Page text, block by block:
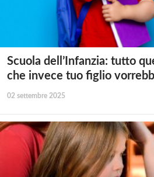
Scuola dell’Infanzia: tutto
che invece tuo figlio
02 settembre 2025